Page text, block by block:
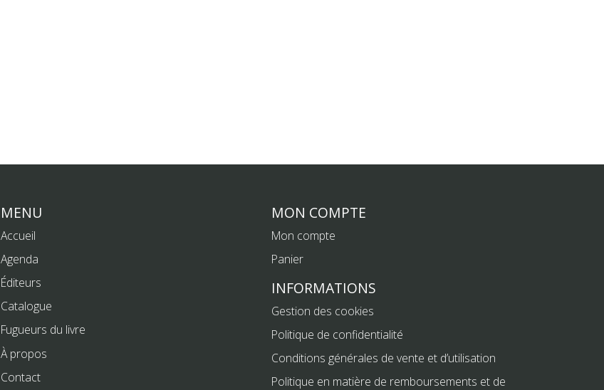
MENU
Accueil
Agenda
Éditeurs
Catalogue
Fugueurs du livre
À propos
Contact
MON COMPTE
Mon compte
Panier
INFORMATIONS
Gestion des cookies
Politique de confidentialité
Conditions générales de vente et d’utilisation
Politique en matière de remboursements et de